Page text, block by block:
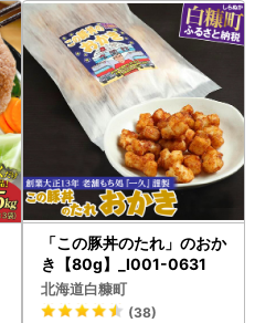
「この豚丼のたれ」のおか
き【80g】_I001-0631
北海道白糠町
(38)